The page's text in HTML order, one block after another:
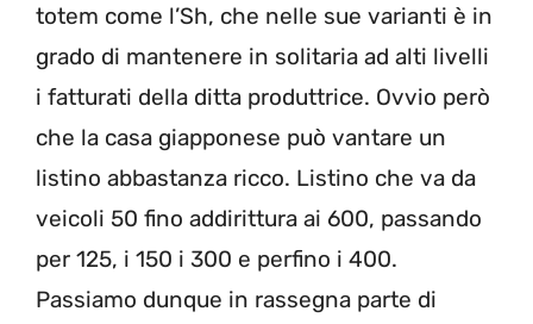
totem come l’Sh, che nelle sue varianti è in
grado di mantenere in solitaria ad alti livelli
i fatturati della ditta produttrice. Ovvio però
che la casa giapponese può vantare un
listino abbastanza ricco. Listino che va da
veicoli 50 fino addirittura ai 600, passando
per 125, i 150 i 300 e perfino i 400.
Passiamo dunque in rassegna parte di